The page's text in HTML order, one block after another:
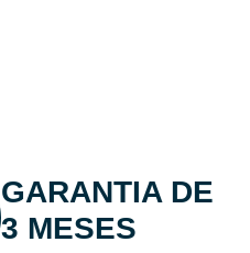
GARANTIA DE
3 MESES